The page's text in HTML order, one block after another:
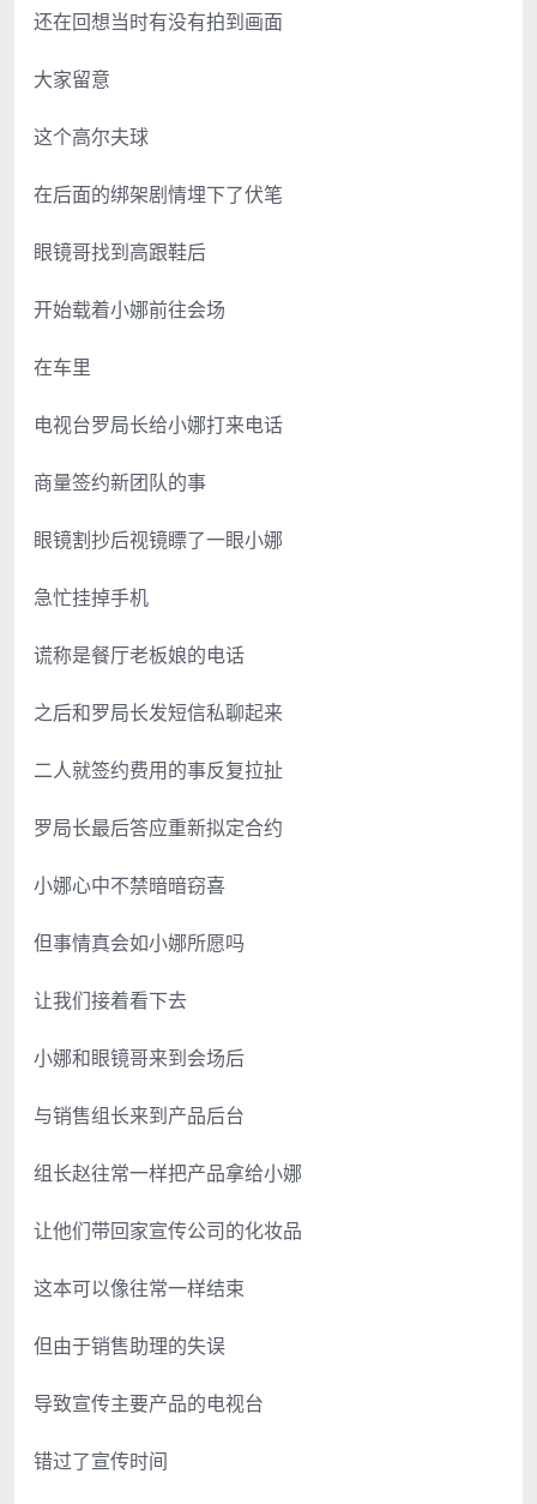
还在回想当时有没有拍到画面
大家留意
这个高尔夫球
在后面的绑架剧情埋下了伏笔
眼镜哥找到高跟鞋后
开始载着小娜前往会场
在车里
电视台罗局长给小娜打来电话
商量签约新团队的事
眼镜割抄后视镜瞟了一眼小娜
急忙挂掉手机
谎称是餐厅老板娘的电话
之后和罗局长发短信私聊起来
二人就签约费用的事反复拉扯
罗局长最后答应重新拟定合约
小娜心中不禁暗暗窃喜
但事情真会如小娜所愿吗
让我们接着看下去
小娜和眼镜哥来到会场后
与销售组长来到产品后台
组长赵往常一样把产品拿给小娜
让他们带回家宣传公司的化妆品
这本可以像往常一样结束
但由于销售助理的失误
导致宣传主要产品的电视台
错过了宣传时间